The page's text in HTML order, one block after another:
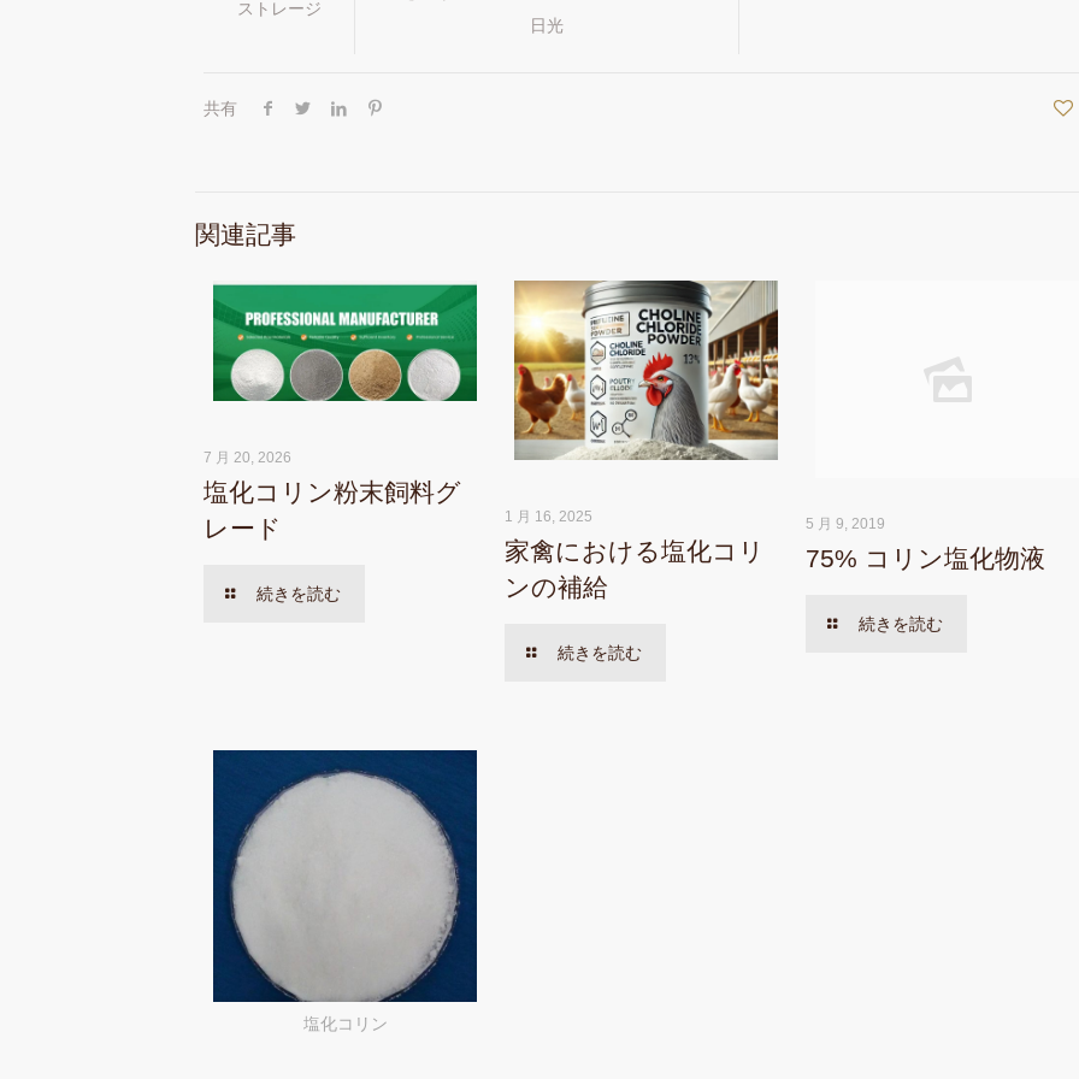
ストレージ
日光
共有
関連記事
7 月 20, 2026
塩化コリン粉末飼料グ
レード
続きを読む
1 月 16, 2025
家禽における塩化コリ
ンの補給
続きを読む
5 月 9, 2019
75% コリン塩化物液
続きを読む
塩化コリン